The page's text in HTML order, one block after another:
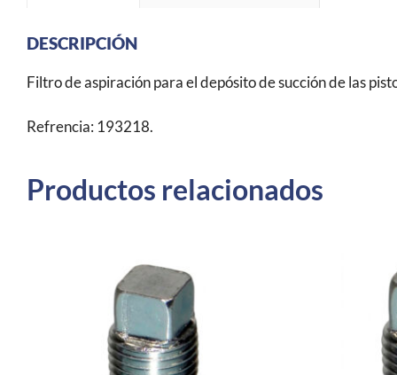
DESCRIPCIÓN
Filtro de aspiración para el depósito de succión de las
Refrencia: 193218.
Productos relacionados